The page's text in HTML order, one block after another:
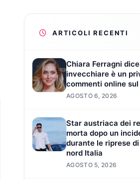
ARTICOLI RECENTI
Chiara Ferragni
invecchiare è un
commenti online
AGOSTO 6, 2026
Star austriaca dei
morta dopo un
durante le riprese
nord Italia
AGOSTO 5, 2026